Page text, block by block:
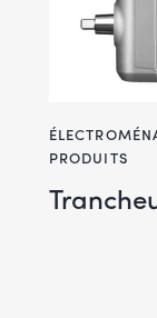
PRODUITS